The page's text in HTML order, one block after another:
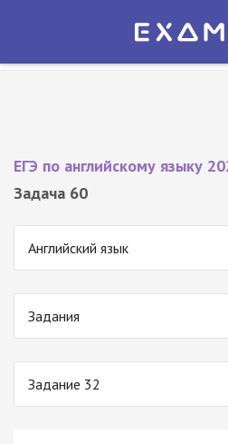
Экзамер — ЕГЭ 2027
ЕГЭ по английскому языку
Задача 60
Английский язык
Задания
Задание 32